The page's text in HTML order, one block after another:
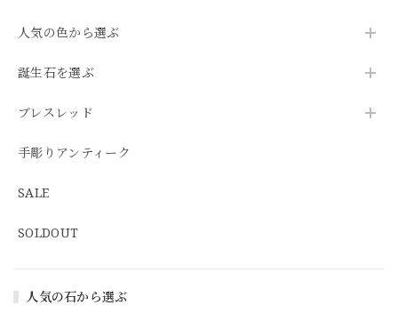
人気の色から選ぶ
誕生石を選ぶ
ブレスレッド
手彫りアンティーク
SALE
SOLDOUT
人気の石から選ぶ